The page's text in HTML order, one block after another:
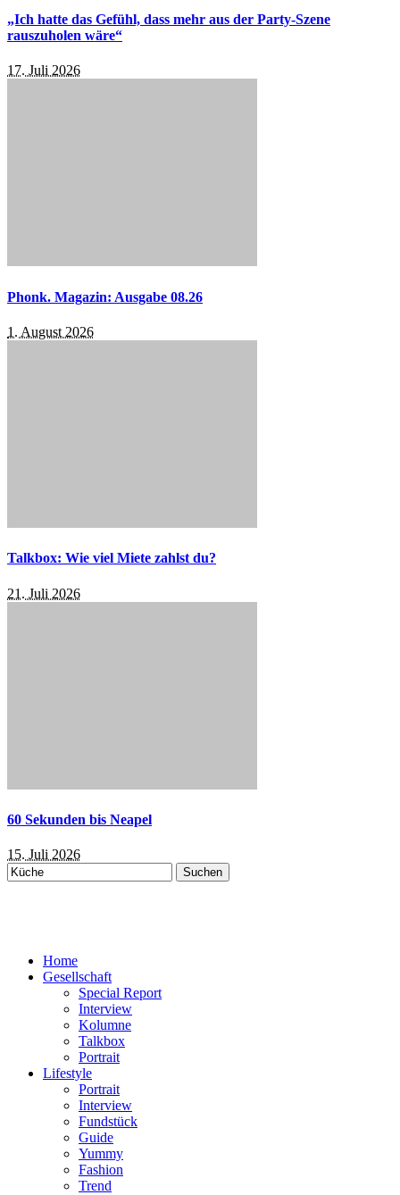
„Ich hatte das Gefühl, dass mehr aus der Party-Szene
rauszuholen wäre“
17. Juli 2026
Phonk. Magazin: Ausgabe 08.26
1. August 2026
Talkbox: Wie viel Miete zahlst du?
21. Juli 2026
60 Sekunden bis Neapel
15. Juli 2026
Suchen
nach:
Home
Gesellschaft
Special Report
Interview
Kolumne
Talkbox
Portrait
Lifestyle
Portrait
Interview
Fundstück
Guide
Yummy
Fashion
Trend